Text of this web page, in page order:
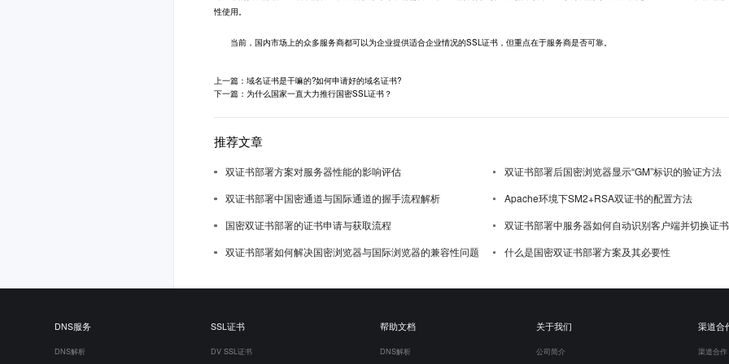
性使用。
当前，国内市场上的众多服务商都可以为企业提供适合企业情况的SSL证书，但重点在于服务商是否可靠。
上一篇：域名证书是干嘛的?如何申请好的域名证书?
下一篇：为什么国家一直大力推行国密SSL证书？
推荐文章
双证书部署方案对服务器性能的影响评估
双证书部署后国密浏览器显示“GM”标识的验证方法
双证书部署中国密通道与国际通道的握手流程解析
Apache环境下SM2+RSA双证书的配置方法
国密双证书部署的证书申请与获取流程
双证书部署中服务器如何自动识别客户端并切换证书
双证书部署如何解决国密浏览器与国际浏览器的兼容性问题
什么是国密双证书部署方案及其必要性
DNS服务
DNS解析
SSL证书
DV SSL证书
帮助文档
DNS解析
关于我们
公司简介
渠道合
渠道合作